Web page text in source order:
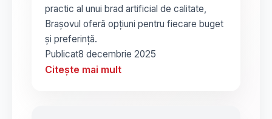
practic al unui brad artificial de calitate,
Brașovul oferă opțiuni pentru fiecare buget
și preferință.
Publicat8 decembrie 2025
Citește mai mult